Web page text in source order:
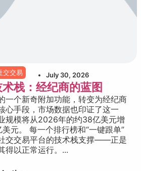
交交易 July 30, 2026
栈：经纪商的蓝图
一个新奇附加功能，转变为经纪商
心手段，市场数据也印证了这一
规模将从2026年的约38亿美元增
元。 每一个排行榜和“一键跟单”
交交易平台的技术栈支撑——正是
得以正常运行。...